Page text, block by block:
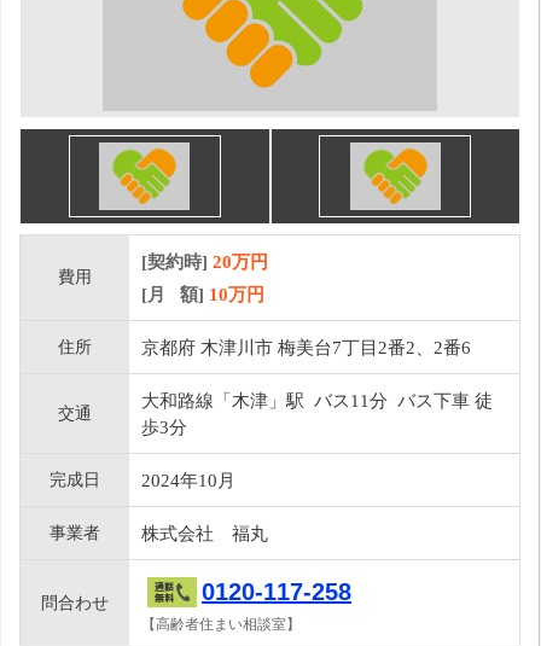
費用
[契約時] 20万円
[月 額] 10万円
住所 京都府 木津川市 梅美台7丁目2番2、2番6
交通
大和路線「木津」駅 バス11分 バス下車 徒
歩3分
完成日 2024年10月
事業者 株式会社 福丸
問合わせ 0120-117-258
【高齢者住まい相談室】